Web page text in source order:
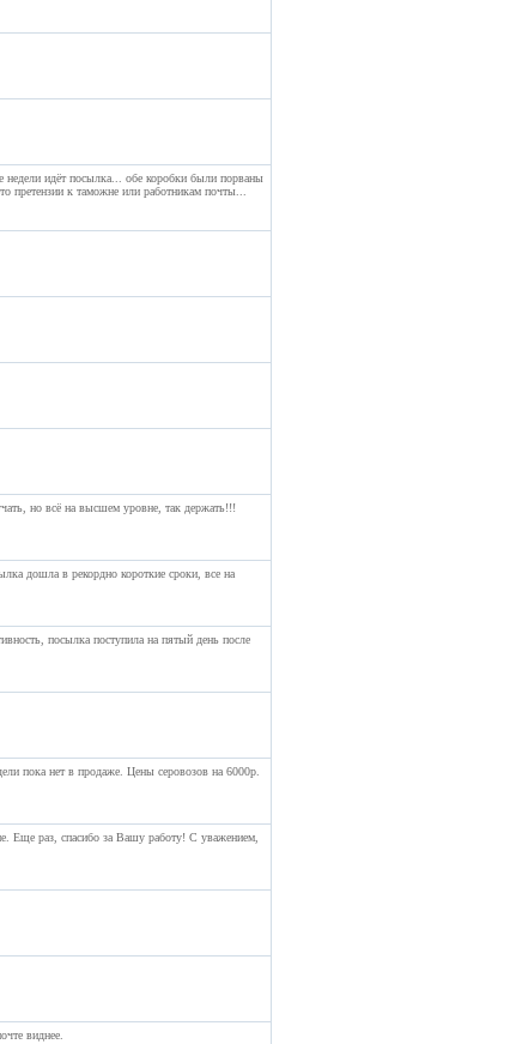
недели идёт посылка... обе коробки были порваны
претензии к таможне или работникам почты...
но всё на высшем уровне, так держать!!!
дошла в рекордно короткие сроки, все на
посылка поступила на пятый день после
пока нет в продаже. Цены серовозов на 6000р.
Еще раз, спасибо за Вашу работу! С уважением,
виднее.